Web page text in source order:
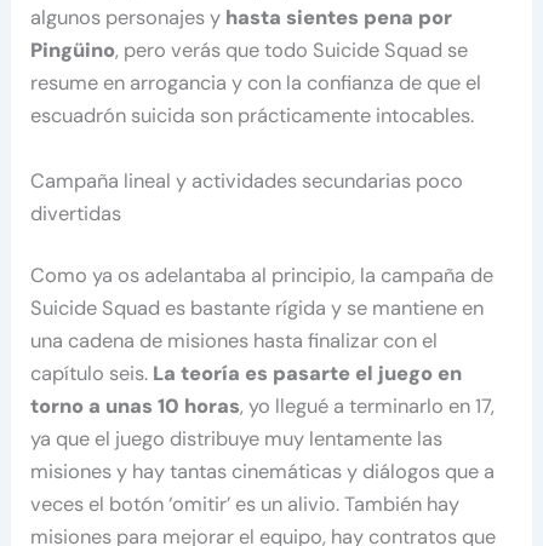
algunos personajes y hasta sientes pena por
Pingüino, pero verás que todo Suicide Squad se
resume en arrogancia y con la confianza de que el
escuadrón suicida son prácticamente intocables.
Campaña lineal y actividades secundarias poco
divertidas
Como ya os adelantaba al principio, la campaña de
Suicide Squad es bastante rígida y se mantiene en
una cadena de misiones hasta finalizar con el
capítulo seis. La teoría es pasarte el juego en
torno a unas 10 horas, yo llegué a terminarlo en 17,
ya que el juego distribuye muy lentamente las
misiones y hay tantas cinemáticas y diálogos que a
veces el botón ‘omitir’ es un alivio. También hay
misiones para mejorar el equipo, hay contratos que